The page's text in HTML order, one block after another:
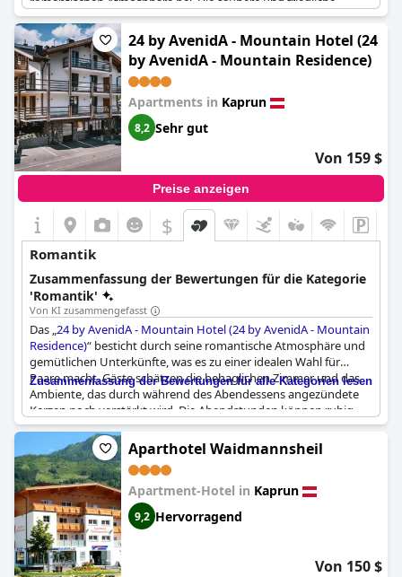
Atmosphäre verstärkt das Gesamterlebnis und macht es zu
einer idealen Wahl für einen ruhigen und intimen Rückzugsort.
Viele schätzen die zugewiesenen Privatzimmer und die
beträchtliche romantische Umgebung im gesamten Anwesen.
Es wird besonders dafür gelobt, dass es nicht nur für Paare,
sondern auch für romantische Familienurlaube perfekt ist, dank
seiner romantischen Apartments und A-Plus-Romantikzimmer.
24 by AvenidA - Mountain Hotel (24
by AvenidA - Mountain Residence)
Apartments in Kaprun
8,2 Sehr gut
Von 159 $
Preise anzeigen
$
Romantik
Zusammenfassung der Bewertungen für die Kategorie
'Romantik'
Von KI zusammengefasst
Das „24 by AvenidA - Mountain Hotel (24 by AvenidA - Mountain
Residence)“ besticht durch seine romantische Atmosphäre und
gemütlichen Unterkünfte, was es zu einer idealen Wahl für
Paare macht. Gäste schätzen die behaglichen Zimmer und das
Ambiente, das durch während des Abendessens angezündete
Kerzen noch verstärkt wird. Die Abendstunden können ruhig
auf großen, sonnigen Balkonen mit atemberaubendem Blick auf
den See und das beleuchtete Stadtbild verbracht werden, was
eine perfekte Kulisse für einen unvergesslichen Aufenthalt
während der Flitterwochen schafft. Das Anwesen, das als sehr
schön und intim beschrieben wird, bietet ein wundervolles
Kuschelhotel-Erlebnis. Das insgesamt romantische Ambiente
sorgt dafür, dass Paare ihren Aufenthalt genießen werden. Viele
Gäste äußern den Wunsch, an diesen charmanten Ort
zurückzukehren.
Zusammenfassung der Bewertungen für alle Kategorien lesen
Aparthotel Waidmannsheil
Apartment-Hotel in Kaprun
9,2 Hervorragend
Von 150 $